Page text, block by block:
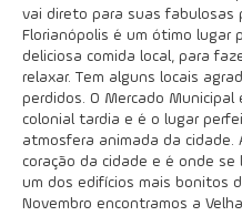
vai direto para suas fabulosas
Florianópolis é um ótimo lugar
deliciosa comida local, para
relaxar. Tem alguns locais
perdidos. O Mercado
colonial tardia e é o lugar
atmosfera animada da cidade.
coração da cidade e é onde
um dos edifícios mais bonitos
Novembro encontramos a